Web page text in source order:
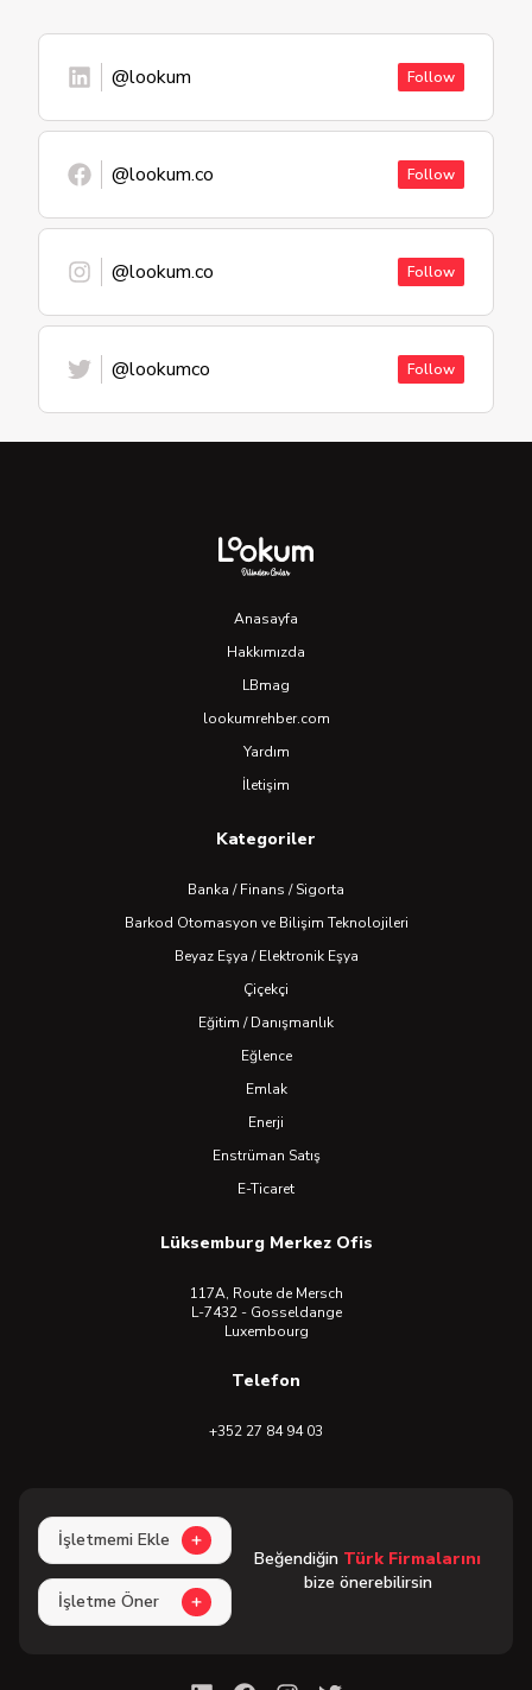
@lookum Follow
@lookum.co Follow
@lookum.co Follow
@lookumco Follow
Anasayfa
Hakkımızda
LBmag
lookumrehber.com
Yardım
İletişim
Kategoriler
Banka / Finans / Sigorta
Barkod Otomasyon ve Bilişim Teknolojileri
Beyaz Eşya / Elektronik Eşya
Çiçekçi
Eğitim / Danışmanlık
Eğlence
Emlak
Enerji
Enstrüman Satış
E-Ticaret
Lüksemburg Merkez Ofis
117A, Route de Mersch
L-7432 - Gosseldange
Luxembourg
Telefon
+352 27 84 94 03
İşletmemi Ekle
İşletme Öner
Beğendiğin Türk Firmalarını
bize önerebilirsin